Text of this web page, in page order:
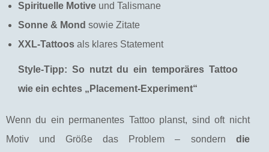
Spirituelle Motive und Talismane
Sonne & Mond sowie Zitate
XXL-Tattoos als klares Statement
Style-Tipp: So nutzt du ein temporäres Tattoo
wie ein echtes „Placement-Experiment“
Wenn du ein permanentes Tattoo planst, sind oft nicht
Motiv und Größe das Problem – sondern die